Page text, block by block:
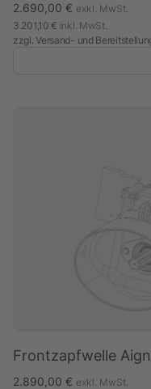
2.690,00 € exkl. MwSt.
3.201,10 € inkl. MwSt.
zzgl.Versand- und
Frontzapfwelle
2.890,00 € exkl. MwSt.